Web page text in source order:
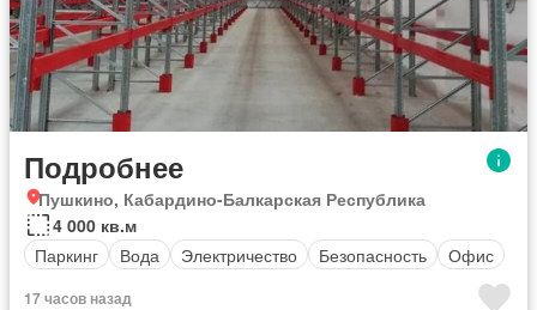
Подробнее
Пушкино, Кабардино-Балкарская Республика
4 000 кв.м
Паркинг
Вода Электричество Безопасность Офис
17 часов назад